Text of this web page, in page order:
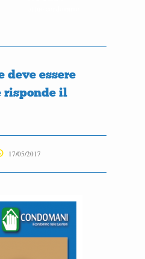
deve essere
risponde il
17/05/2017